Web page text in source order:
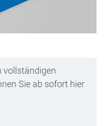
vollständigen
Sie ab sofort hier